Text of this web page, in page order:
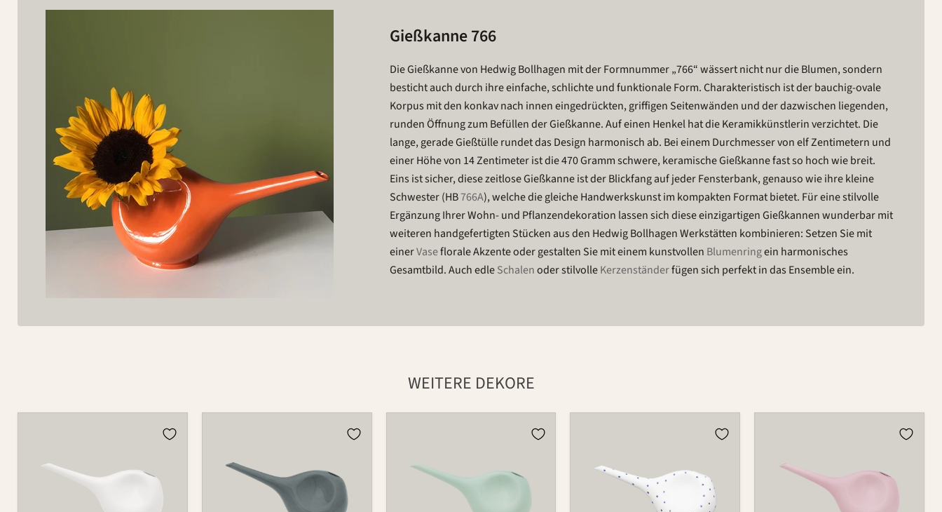
Gießkanne 766
Die Gießkanne von Hedwig Bollhagen mit der Formnummer „766“ wässert nicht nur die Blumen, sondern
besticht auch durch ihre einfache, schlichte und funktionale Form. Charakteristisch ist der bauchig-ovale
Korpus mit den konkav nach innen eingedrückten, griffigen Seitenwänden und der dazwischen liegenden,
runden Öffnung zum Befüllen der Gießkanne. Auf einen Henkel hat die Keramikkünstlerin verzichtet. Die
lange, gerade Gießtülle rundet das Design harmonisch ab. Bei einem Durchmesser von elf Zentimetern und
einer Höhe von 14 Zentimeter ist die 470 Gramm schwere, keramische Gießkanne fast so hoch wie breit.
Eins ist sicher, diese zeitlose Gießkanne ist der Blickfang auf jeder Fensterbank, genauso wie ihre kleine
Schwester (HB766A), welche die gleiche Handwerkskunst im kompakten Format bietet. Für eine stilvolle
Ergänzung Ihrer Wohn- und Pflanzendekoration lassen sich diese einzigartigen Gießkannen wunderbar mit
weiteren handgefertigten Stücken aus den Hedwig Bollhagen Werkstätten kombinieren: Setzen Sie mit
einerVaseflorale Akzente oder gestalten Sie mit einem kunstvollen Blumenringein harmonisches
Gesamtbild. Auch edleSchalenoder stilvolleKerzenständerfügen sich perfekt in das Ensemble ein.
WEITERE DEKORE